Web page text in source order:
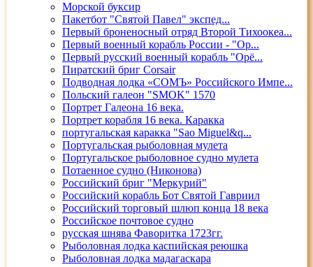
Морской буксир
Пакетбот "Святой Павел" экспед...
Первый броненосный отряд Второй Тихоокеа...
Первый военный корабль России - "Ор...
Первый русский военный корабль "Орё...
Пиратский бриг Corsair
Подводная лодка «СОМЪ» Российского Импе...
Польский галеон "SMOK" 1570
Портрет Галеона 16 века.
Портрет корабля 16 века. Каракка
португальская каракка "Sao Miguel&q...
Португальская рыболовная мулета
Португальское рыболовное судно мулета
Потаенное судно (Никонова)
Российский бриг "Меркурий"
Российский корабль Бот Святой Гавриил
Российский торговый шлюп конца 18 века
Российское почтовое судно
русская шнява Фаворитка 1723гг.
Рыболовная лодка каспийская реюшка
Рыболовная лодка мадагаскара